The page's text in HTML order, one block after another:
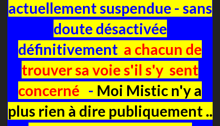
actuellement suspendue - sans
doute désactivée
définitivement a chacun de
trouver sa voie s'il s'y sent
concerné - Moi Mistic n'y a
plus rien à dire publiquement ..